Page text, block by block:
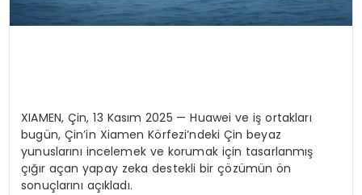
XIAMEN, Çin, 13 Kasım 2025 — Huawei ve iş ortakları
bugün, Çin’in Xiamen Körfezi’ndeki Çin beyaz
yunuslarını incelemek ve korumak için tasarlanmış
çığır açan yapay zeka destekli bir çözümün ön
sonuçlarını açıkladı.